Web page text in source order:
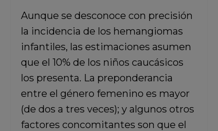
Aunque se desconoce con precisión
la incidencia de los hemangiomas
infantiles, las estimaciones asumen
que el 10% de los niños caucásicos
los presenta. La preponderancia
entre el género femenino es mayor
(de dos a tres veces); y algunos otros
factores concomitantes son que el